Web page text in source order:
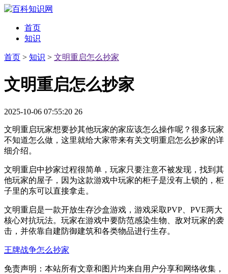
首页
知识
首页 > 知识 > 文明重启怎么抄家
文明重启怎么抄家
2025-10-06 07:55:20 26
文明重启玩家想要抄其他玩家的家应该怎么操作呢？很多玩家
不知道怎么做，这里就给大家带来有关文明重启怎么抄家的详
细介绍。
文明重启中抄家过程很简单，玩家只要注意不被发现，找到其
他玩家的屋子，因为这款游戏中玩家的柜子是没有上锁的，柜
子里的东可以直接拿走。
文明重启是一款开放生存沙盒游戏，游戏采取PVP、PVE两大
核心对抗玩法。玩家在游戏中要防范感染生物、敌对玩家的袭
击，并依靠自建防御建筑和各类物品进行生存。
王牌战争怎么抄家
免责声明：本站所有文章和图片均来自用户分享和网络收集，